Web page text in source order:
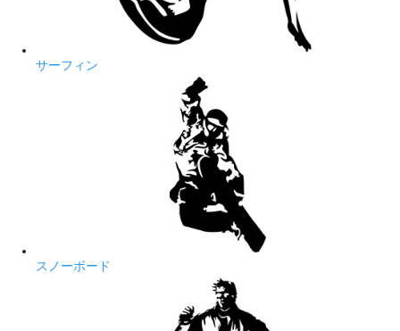
サーフィン
スノーボード